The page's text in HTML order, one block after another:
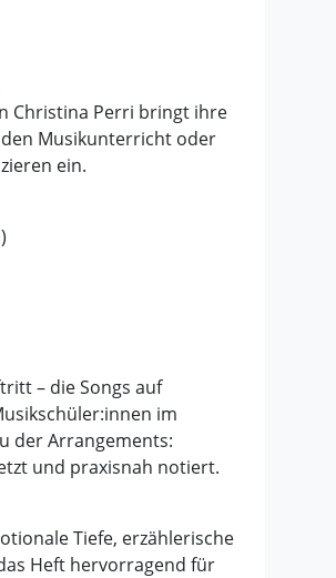
Christina Perri bringt ihre
Musikunterricht oder
ein.
– die Songs auf
im
der Arrangements:
und praxisnah notiert.
Tiefe, erzählerische
Heft hervorragend für